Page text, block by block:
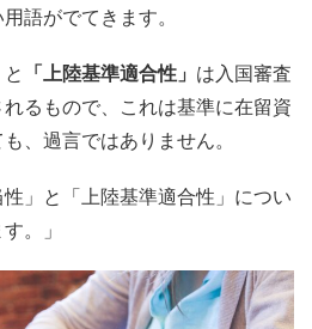
語がでてきます。
と 「上陸基準適合性」 は入国審査
るもので、これは基準に在留資
、過言ではありません。
」と「上陸基準適合性」につい
。」